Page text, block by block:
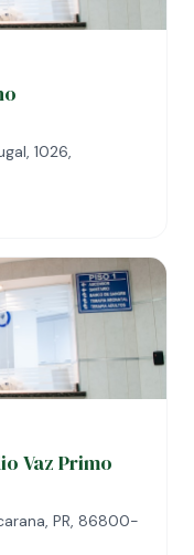
1026,
Vaz Primo
PR, 86800-